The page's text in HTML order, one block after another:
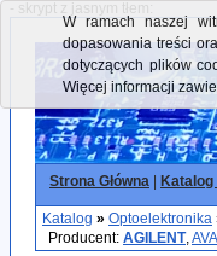
- skrypt z jasnym tłem:
Strona Główna
Katalog » Optoelektronika
Producent: AGILENT,
W ramach naszej
dopasowania treści
dotyczących plików
Więcej informacji